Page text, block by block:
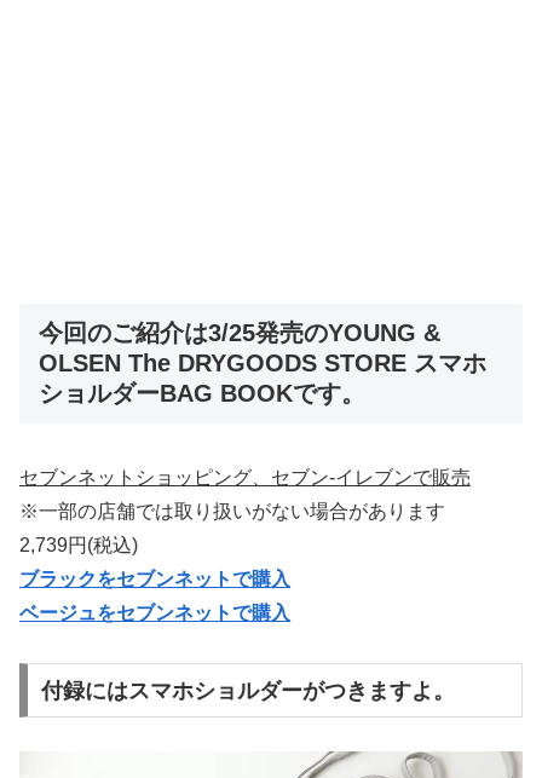
今回のご紹介は3/25発売のYOUNG &
OLSEN The DRYGOODS STORE スマホ
ショルダーBAG BOOKです。
セブンネットショッピング、セブン‐イレブンで販売
※一部の店舗では取り扱いがない場合があります
2,739円(税込)
ブラックをセブンネットで購入
ベージュをセブンネットで購入
付録にはスマホショルダーがつきますよ。